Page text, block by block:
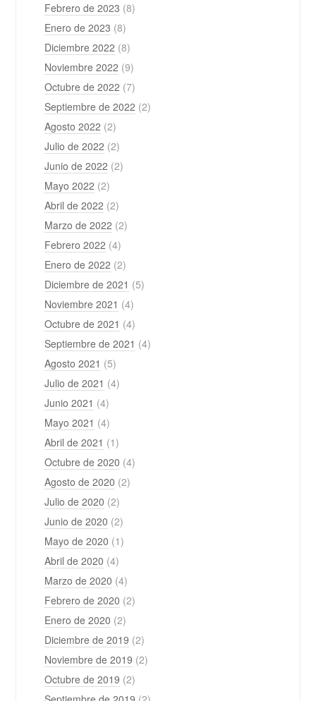
Febrero de 2023 (8)
Enero de 2023 (8)
Diciembre 2022 (8)
Noviembre 2022 (9)
Octubre de 2022 (7)
Septiembre de 2022 (2)
Agosto 2022 (2)
Julio de 2022 (2)
Junio de 2022 (2)
Mayo 2022 (2)
Abril de 2022 (2)
Marzo de 2022 (2)
Febrero 2022 (4)
Enero de 2022 (2)
Diciembre de 2021 (5)
Noviembre 2021 (4)
Octubre de 2021 (4)
Septiembre de 2021 (4)
Agosto 2021 (5)
Julio de 2021 (4)
Junio 2021 (4)
Mayo 2021 (4)
Abril de 2021 (1)
Octubre de 2020 (4)
Agosto de 2020 (2)
Julio de 2020 (2)
Junio de 2020 (2)
Mayo de 2020 (1)
Abril de 2020 (4)
Marzo de 2020 (4)
Febrero de 2020 (2)
Enero de 2020 (2)
Diciembre de 2019 (2)
Noviembre de 2019 (2)
Octubre de 2019 (2)